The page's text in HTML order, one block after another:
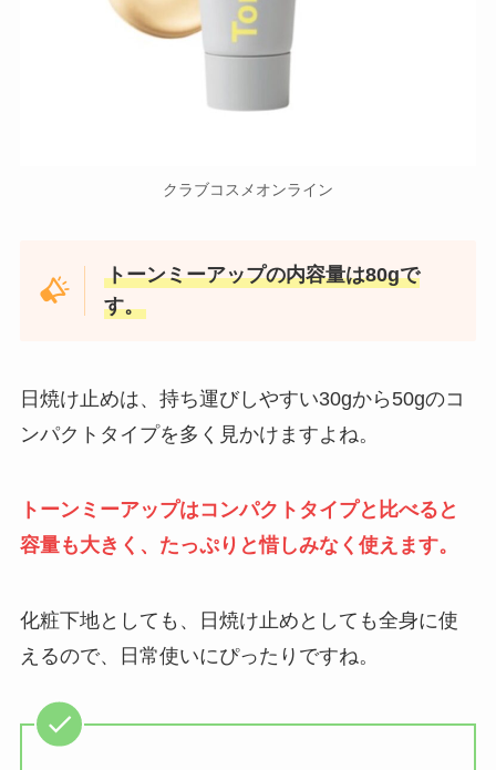
【メニコン】プレミオ1dayは売っ
てない？通販楽天で買える？似た
ストアやドンキホーテや業務スー
スカートのウエストを詰めるグッ
＆簡単な止め方も調査！
クラブコスメオンライン
トーンミーアップの内容量は80gで
す。
日焼け止めは、持ち運びしやすい30gから50gのコ
ンパクトタイプを多く見かけますよね。
トーンミーアップはコンパクトタイプと比べると
容量も大きく、たっぷりと惜しみなく使えます。
化粧下地としても、日焼け止めとしても全身に使
えるので、日常使いにぴったりですね。